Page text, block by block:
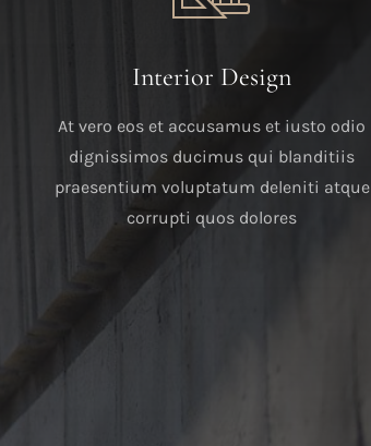
Interior Design
At vero eos et accusamus et iusto odio
dignissimos ducimus qui blanditiis
praesentium voluptatum deleniti atque
corrupti quos dolores